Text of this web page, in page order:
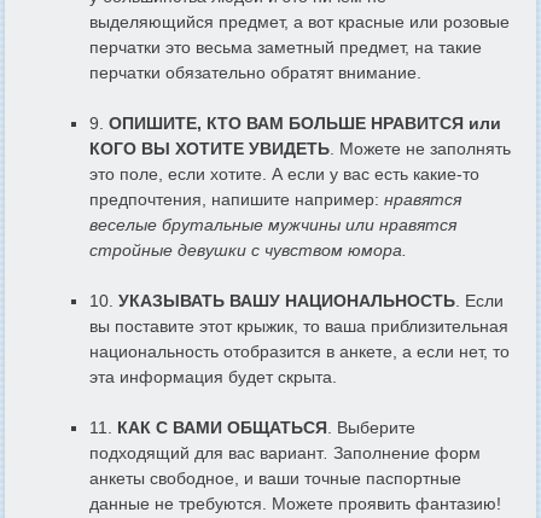
выделяющийся предмет, а вот красные или розовые
перчатки это весьма заметный предмет, на такие
перчатки обязательно обратят внимание.
9. ОПИШИТЕ, КТО ВАМ БОЛЬШЕ НРАВИТСЯ или
КОГО ВЫ ХОТИТЕ УВИДЕТЬ. Можете не заполнять
это поле, если хотите. А если у вас есть какие-то
предпочтения, напишите например: нравятся
веселые брутальные мужчины или нравятся
стройные девушки с чувством юмора.
10. УКАЗЫВАТЬ ВАШУ НАЦИОНАЛЬНОСТЬ. Если
вы поставите этот крыжик, то ваша приблизительная
национальность отобразится в анкете, а если нет, то
эта информация будет скрыта.
11. КАК С ВАМИ ОБЩАТЬСЯ. Выберите
подходящий для вас вариант. Заполнение форм
анкеты свободное, и ваши точные паспортные
данные не требуются. Можете проявить фантазию!